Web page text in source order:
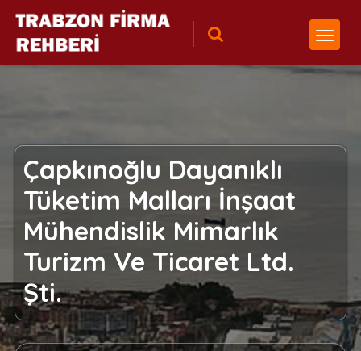
Çapkınoğlu Dayanıklı
Tüketim Malları İnşaat
Mühendislik Mimarlık
Turizm Ve Ticaret Ltd.
Şti.